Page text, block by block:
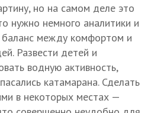
но на самом деле это
нужно немного аналитики и
между комфортом и
Развести детей и
водную активность,
катамарана. Сделать
в некоторых местах —